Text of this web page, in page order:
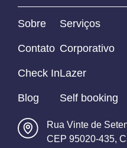
Sobre
Contato
Check In
Blog
Serviços
Corporativo
Lazer
Self booking
Rua Vinte de
CEP 95020-435,